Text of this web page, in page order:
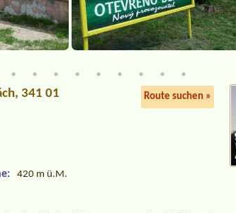
341 01 Route suchen »
420 m ü.M.